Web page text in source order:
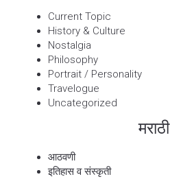
Current Topic
History & Culture
Nostalgia
Philosophy
Portrait / Personality
Travelogue
Uncategorized
मराठी
आठवणी
इतिहास व संस्कृती